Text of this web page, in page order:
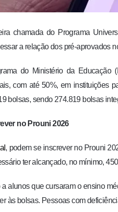
chamada do Programa
a relação dos pré-aprovados
do Ministério da Educação
com até 50%, em instituições
bolsas, sendo 274.819 bolsas
no Prouni 2026
, podem se inscrever no Prouni
ter alcançado, no mínimo,
alunos que cursaram o ensino
às bolsas. Pessoas com